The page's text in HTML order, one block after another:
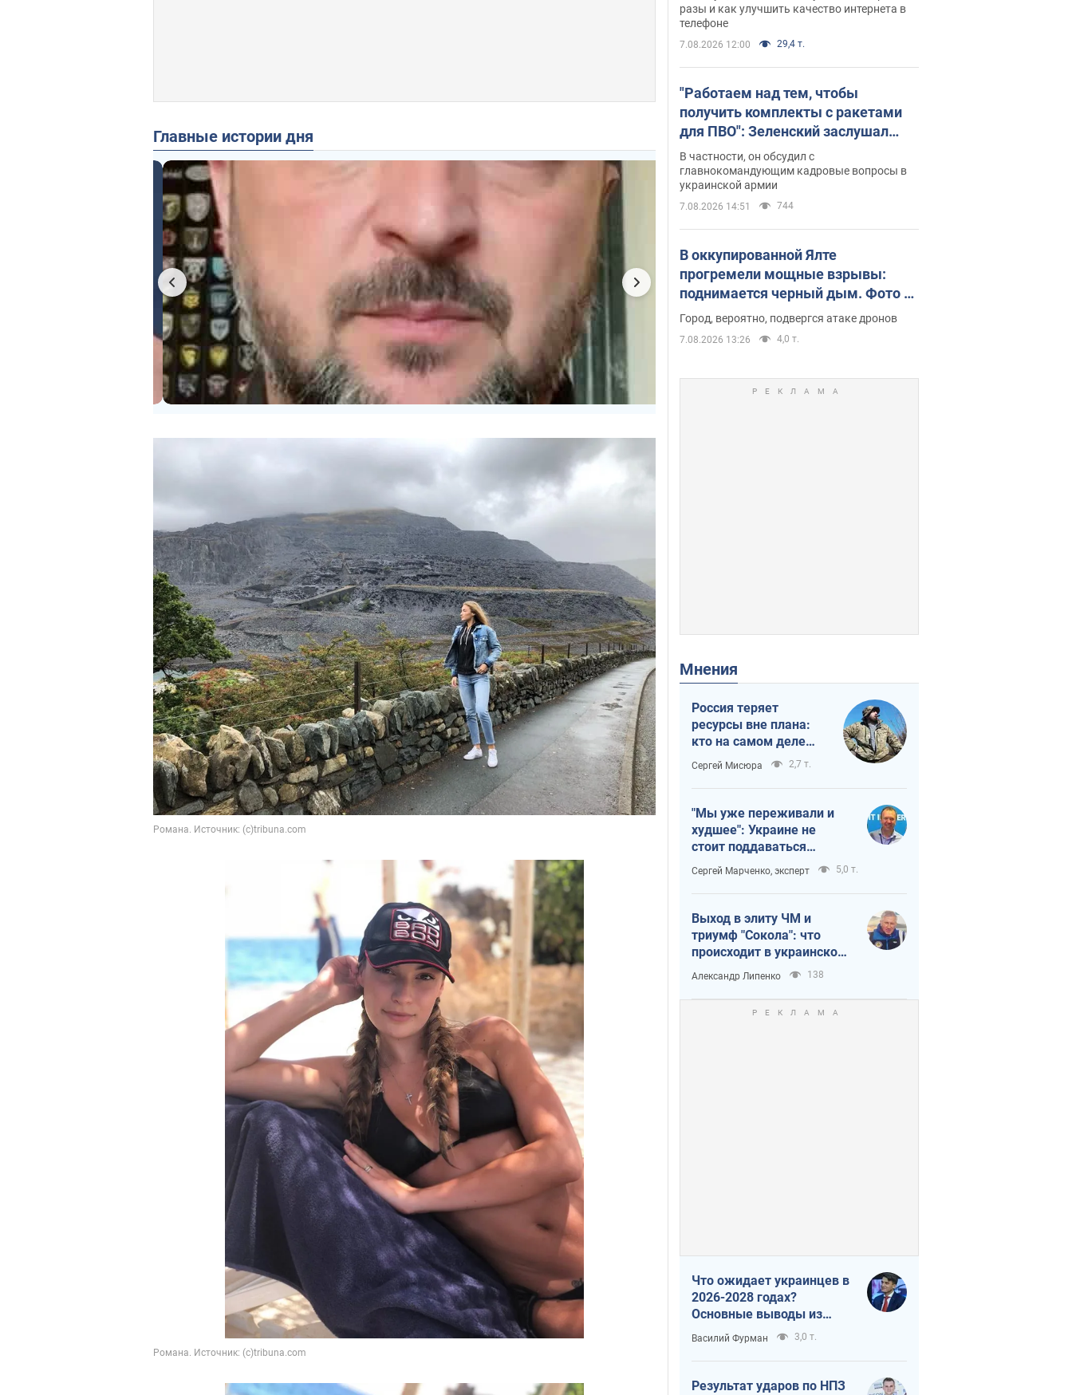
Главные истории дня
разы и как улучшить качество интернета в
телефоне
7.08.2026 12:00 29,4 т.
"Работаем над тем, чтобы
получить комплекты с ракетами
для ПВО": Зеленский заслушал
доклад Драпатого и объявил о
новых мерах
В частности, он обсудил с
главнокомандующим кадровые вопросы в
украинской армии
7.08.2026 14:51 744
В оккупированной Ялте
прогремели мощные взрывы:
поднимается черный дым. Фото и
видео
Город, вероятно, подвергся атаке дронов
7.08.2026 13:26 4,0 т.
Мнения
Россия теряет
ресурсы вне плана:
кто на самом деле
диктует темп войны
Сергей Мисюра 2,7 т.
"Мы уже переживали и
худшее": Украине не
стоит поддаваться
отчаянию из-за
ракетного террора
Сергей Марченко, эксперт 5,0 т.
Выход в элиту ЧМ и
триумф "Сокола": что
происходит в украинском
хоккее
Александр Липенко 138
Что ожидает украинцев в
2026-2028 годах?
Основные выводы из
новых прогнозов от НБУ
Василий Фурман 3,0 т.
Результат ударов по НПЗ